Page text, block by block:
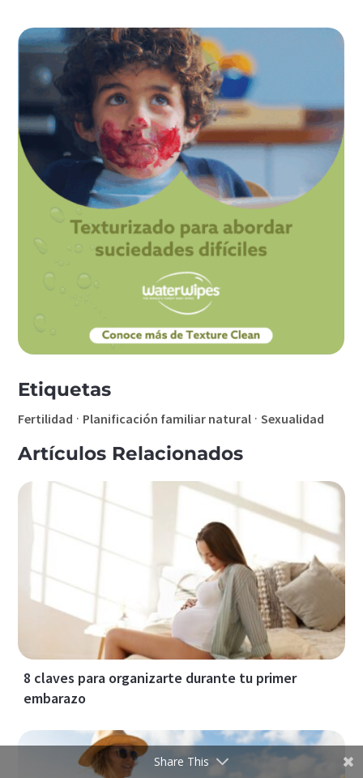
Etiquetas
Fertilidad · Planificación familiar natural ·Sexualidad
Artículos Relacionados
8 claves para organizarte durante tu primer
embarazo
Share This